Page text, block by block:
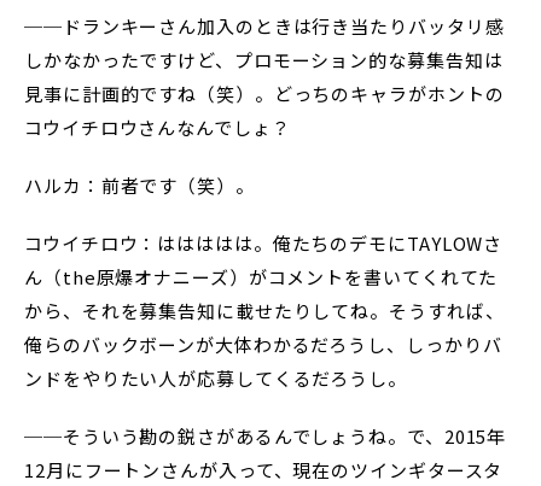
──ドランキーさん加入のときは行き当たりバッタリ感
しかなかったですけど、プロモーション的な募集告知は
見事に計画的ですね（笑）。どっちのキャラがホントの
コウイチロウさんなんでしょ？
ハルカ：前者です（笑）。
コウイチロウ：ははははは。俺たちのデモにTAYLOWさ
ん（the原爆オナニーズ）がコメントを書いてくれてた
から、それを募集告知に載せたりしてね。そうすれば、
俺らのバックボーンが大体わかるだろうし、しっかりバ
ンドをやりたい人が応募してくるだろうし。
──そういう勘の鋭さがあるんでしょうね。で、2015年
12月にフートンさんが入って、現在のツインギタースタ